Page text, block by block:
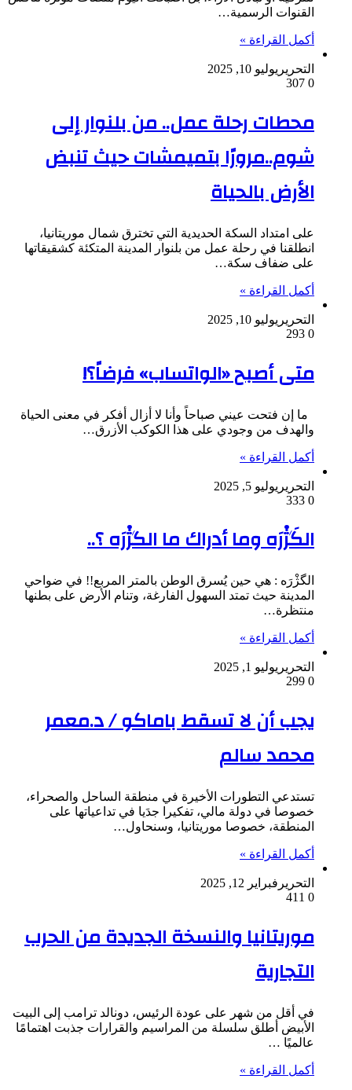
القنوات الرسمية…
أكمل القراءة »
التحرير يوليو 10, 2025
0
محطات رحلة عمل.. من بلنوار إلى
شوم..مرورًا بتميمشات حيث تنبض
الأرض بالحياة
على امتداد السكة الحديدية التي تخترق شمال موريتانيا،
انطلقنا في رحلة عمل من بلنوار المدينة المتكئة كشقيقاتها
على ضفاف سكة…
أكمل القراءة »
التحرير يوليو 10, 2025
0
متى أصبح «الواتساب» فرضاً؟!
ما إن فتحت عيني صباحاً وأنا لا أزال أفكر في معنى الحياة
والهدف من وجودي على هذا الكوكب الأزرق…
أكمل القراءة »
التحرير يوليو 5, 2025
0
الگَژْرَه وما أدراك ما الگژْرَه ؟..
الگژْرَه : هي حين يُسرق الوطن بالمتر المربع!! في ضواحي
المدينة حيث تمتد السهول الفارغة، وتنام الأرض على بطنها
منتظرة…
أكمل القراءة »
التحرير يوليو 1, 2025
0
يجب أن لا تسقط باماكو / د.معمر
محمد سالم
تستدعي التطورات الأخيرة في منطقة الساحل والصحراء،
خصوصا في دولة مالي، تفكيرا جدَيا في تداعياتها على
المنطقة، خصوصا موريتانيا، وسنحاول…
أكمل القراءة »
التحرير فبراير 12, 2025
0
موريتانيا والنسخة الجديدة من الحرب
التجارية
في أقل من شهر على عودة الرئيس، دونالد ترامب إلى البيت
الأبيض أطلق سلسلة من المراسيم والقرارات جذبت اهتمامًا
عالميًا …
أكمل القراءة »